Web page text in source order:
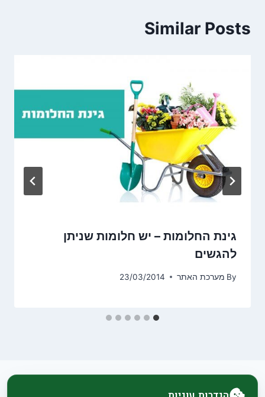
Similar Posts
גינת החלומות – יש חלומות שניתן
להגשים
By מערכת האתר 23/03/2014